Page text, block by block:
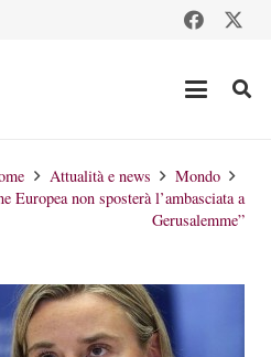
Attualità e news
Mondo
Europea non sposterà l’ambasciata a
Gerusalemme”